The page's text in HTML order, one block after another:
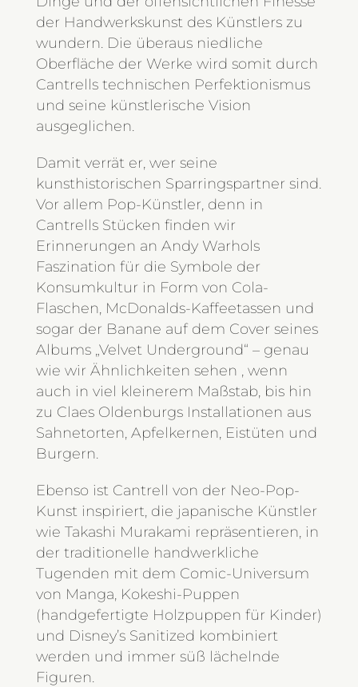
der Handwerkskunst des Künstlers zu
wundern. Die überaus niedliche
Oberfläche der Werke wird somit durch
Cantrells technischen Perfektionismus
und seine künstlerische Vision
ausgeglichen.
Damit verrät er, wer seine
kunsthistorischen Sparringspartner sind.
Vor allem Pop-Künstler, denn in
Cantrells Stücken finden wir
Erinnerungen an Andy Warhols
Faszination für die Symbole der
Konsumkultur in Form von Cola-
Flaschen, McDonalds-Kaffeetassen und
sogar der Banane auf dem Cover seines
Albums „Velvet Underground“ – genau
wie wir Ähnlichkeiten sehen , wenn
auch in viel kleinerem Maßstab, bis hin
zu Claes Oldenburgs Installationen aus
Sahnetorten, Apfelkernen, Eistüten und
Burgern.
Ebenso ist Cantrell von der Neo-Pop-
Kunst inspiriert, die japanische Künstler
wie Takashi Murakami repräsentieren, in
der traditionelle handwerkliche
Tugenden mit dem Comic-Universum
von Manga, Kokeshi-Puppen
(handgefertigte Holzpuppen für Kinder)
und Disney’s Sanitized kombiniert
werden und immer süß lächelnde
Figuren.